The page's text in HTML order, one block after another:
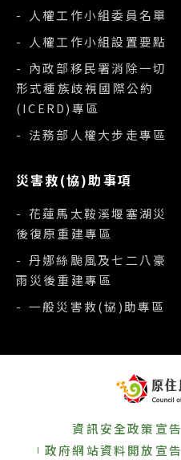
- 人權工作小組委員名單
- 人權工作小組設置要點
- 內政部移民署消除一切
形式種族歧視國際公約
(ICERD)專區
- 法務部人權大步走專區
災害救(協)助事項
- 花蓮馬太鞍溪堰塞湖災
後復原重建專區
- 丹娜絲颱風及七二八豪
雨災後重建專區
- 一般災害救(協)助專區
資訊安全政策宣告
政府網站資料開放宣告